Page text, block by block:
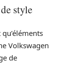
style
Volkswagen
de